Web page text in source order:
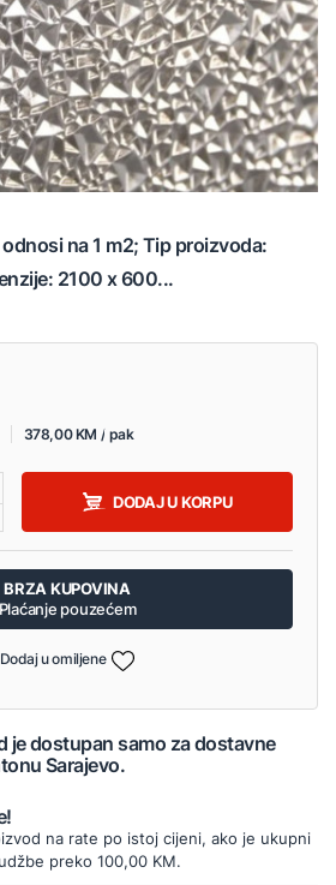
na 1 m2; Tip proizvoda:
2100 x 600...
378,00 KM / pak
DODAJ U KORPU
BRZA KUPOVINA
Plaćanje pouzećem
Dodaj u omiljene
je dostupan samo za dostavne
Sarajevo.
na rate po istoj cijeni, ako je ukupni
preko 100,00 KM.